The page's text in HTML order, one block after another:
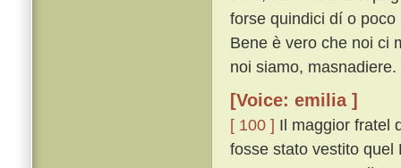
forse quindici dí o
Bene è vero che noi ci
noi siamo, masnadiere.
[Voice: emilia ]
[ 100 ] Il maggior fratel
fosse stato vestito